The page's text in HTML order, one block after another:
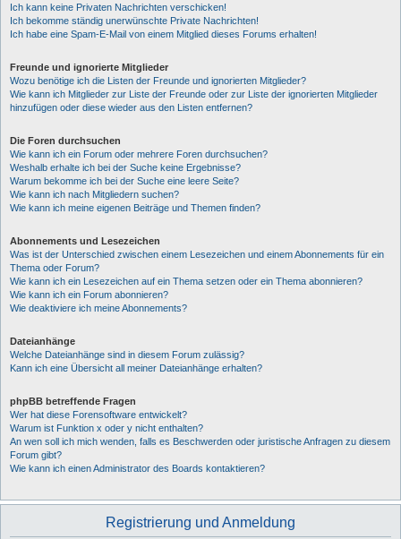
Ich kann keine Privaten Nachrichten verschicken!
Ich bekomme ständig unerwünschte Private Nachrichten!
Ich habe eine Spam-E-Mail von einem Mitglied dieses Forums erhalten!
Freunde und ignorierte Mitglieder
Wozu benötige ich die Listen der Freunde und ignorierten Mitglieder?
Wie kann ich Mitglieder zur Liste der Freunde oder zur Liste der ignorierten Mitglieder
hinzufügen oder diese wieder aus den Listen entfernen?
Die Foren durchsuchen
Wie kann ich ein Forum oder mehrere Foren durchsuchen?
Weshalb erhalte ich bei der Suche keine Ergebnisse?
Warum bekomme ich bei der Suche eine leere Seite?
Wie kann ich nach Mitgliedern suchen?
Wie kann ich meine eigenen Beiträge und Themen finden?
Abonnements und Lesezeichen
Was ist der Unterschied zwischen einem Lesezeichen und einem Abonnements für ein
Thema oder Forum?
Wie kann ich ein Lesezeichen auf ein Thema setzen oder ein Thema abonnieren?
Wie kann ich ein Forum abonnieren?
Wie deaktiviere ich meine Abonnements?
Dateianhänge
Welche Dateianhänge sind in diesem Forum zulässig?
Kann ich eine Übersicht all meiner Dateianhänge erhalten?
phpBB betreffende Fragen
Wer hat diese Forensoftware entwickelt?
Warum ist Funktion x oder y nicht enthalten?
An wen soll ich mich wenden, falls es Beschwerden oder juristische Anfragen zu diesem
Forum gibt?
Wie kann ich einen Administrator des Boards kontaktieren?
Registrierung und Anmeldung